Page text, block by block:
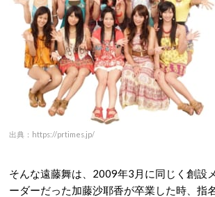
出典：https://prtimes.jp/
そんな遠藤舞は、2009年3月に同じく創設
ーダーだった加藤沙耶香が卒業した時、指